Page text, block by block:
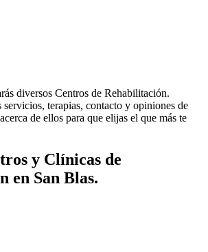
diversos Centros de Rehabilitación.
terapias, contacto y opiniones de
de ellos para que elijas el que más te
y Clínicas de
en San Blas.